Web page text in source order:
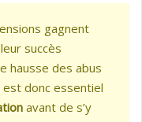
gagnent
succès
hausse des abus
est donc essentiel
avant de s’y